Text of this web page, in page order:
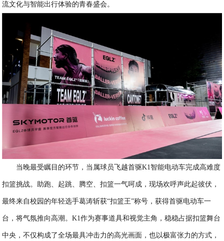
流文化与智能出行体验的青春盛会。
当晚最受瞩目的环节，当属球员飞越首驱K1智能电动车完成高难度
扣篮挑战。助跑、起跳、腾空、扣篮一气呵成，现场欢呼声此起彼伏，
最终来自校园的年轻选手葛涛斩获“扣篮王”称号，获得首驱电动车一
台，将气氛推向高潮。K1作为赛事道具和视觉主角，稳稳占据扣篮舞台
中央，不仅构成了全场最具冲击力的高光画面，也以极富张力的方式，